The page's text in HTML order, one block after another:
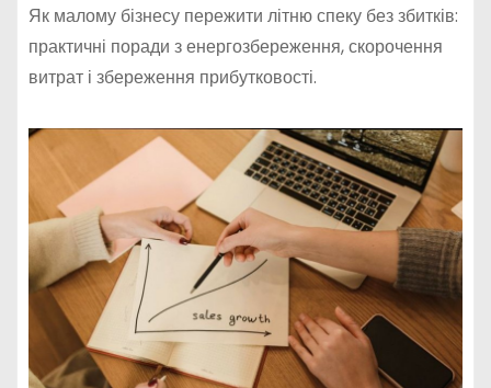
Як малому бізнесу пережити літню спеку без збитків:
практичні поради з енергозбереження, скорочення
витрат і збереження прибутковості.